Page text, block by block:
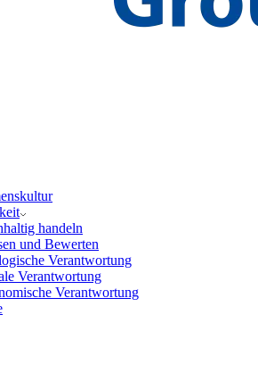
handeln
und Bewerten
Verantwortung
Verantwortung
Verantwortung